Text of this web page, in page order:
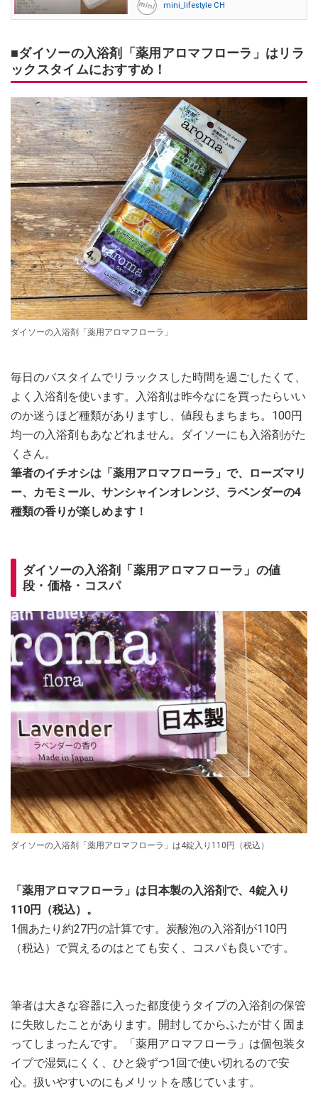
mini_lifestyle CH
■ダイソーの入浴剤「薬用アロマフローラ」はリラ
ックスタイムにおすすめ！
ダイソーの入浴剤「薬用アロマフローラ」
毎日のバスタイムでリラックスした時間を過ごしたくて、
よく入浴剤を使います。入浴剤は昨今なにを買ったらいい
のか迷うほど種類がありますし、値段もまちまち。100円
均一の入浴剤もあなどれません。ダイソーにも入浴剤がた
くさん。
筆者のイチオシは「薬用アロマフローラ」で、ローズマリ
ー、カモミール、サンシャインオレンジ、ラベンダーの4
種類の香りが楽しめます！
ダイソーの入浴剤「薬用アロマフローラ」の値
段・価格・コスパ
ダイソーの入浴剤「薬用アロマフローラ」は4錠入り110円（税込）
「薬用アロマフローラ」は日本製の入浴剤で、4錠入り
110円（税込）。
1個あたり約27円の計算です。炭酸泡の入浴剤が110円
（税込）で買えるのはとても安く、コスパも良いです。
筆者は大きな容器に入った都度使うタイプの入浴剤の保管
に失敗したことがあります。開封してからふたが甘く固ま
ってしまったんです。「薬用アロマフローラ」は個包装タ
イプで湿気にくく、ひと袋ずつ1回で使い切れるので安
心。扱いやすいのにもメリットを感じています。